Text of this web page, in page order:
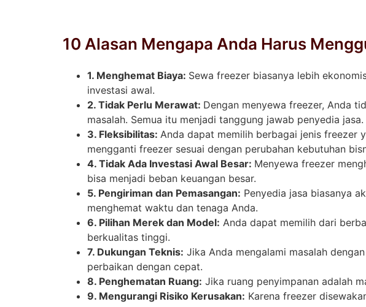
10 Alasan Mengapa Anda Harus
1. Menghemat Biaya: Sewa freezer biasanya lebih
investasi awal.
2. Tidak Perlu Merawat: Dengan menyewa freezer, Anda
masalah. Semua itu menjadi tanggung jawab penyedia jasa.
3. Fleksibilitas: Anda dapat memilih berbagai jenis freezer
mengganti freezer sesuai dengan perubahan kebutuhan
4. Tidak Ada Investasi Awal Besar: Menyewa freezer
bisa menjadi beban keuangan besar.
5. Pengiriman dan Pemasangan: Penyedia jasa biasanya
menghemat waktu dan tenaga Anda.
6. Pilihan Merek dan Model: Anda dapat memilih dari
berkualitas tinggi.
7. Dukungan Teknis: Jika Anda mengalami masalah
perbaikan dengan cepat.
8. Penghematan Ruang: Jika ruang penyimpanan adalah
9. Mengurangi Risiko Kerusakan: Karena freezer